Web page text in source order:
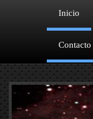
Inicio
Contacto